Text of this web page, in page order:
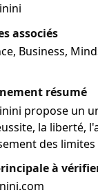
associés
Business,
résumé
propose un
la liberté,
des
à